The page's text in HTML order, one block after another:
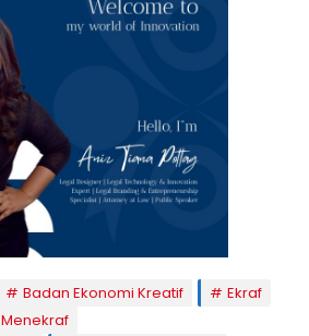
Badan Ekonomi Kreatif
Ekraf
Menekraf